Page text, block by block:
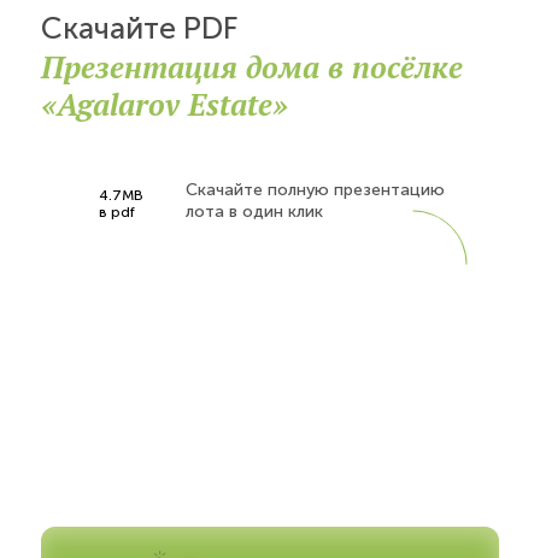
Скачайте PDF
Презентация дома в посёлке
«Agalarov Estate»
4.7MB
в pdf
Скачайте полную презентацию
лота в один клик